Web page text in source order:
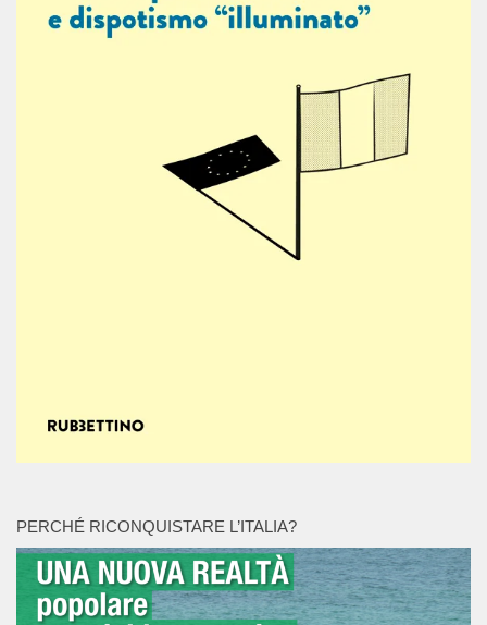
PERCHÉ RICONQUISTARE L’ITALIA?